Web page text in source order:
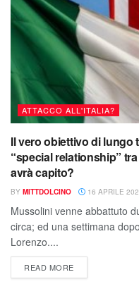
ATTACCO ALL'ITALIA?
Il vero obiettivo di lungo
“special relationship”
avrà capito?
BY MITTDOLCINO 16 APRILE
Mussolini venne abbattuto
circa; ed una settimana
Lorenzo....
READ MORE